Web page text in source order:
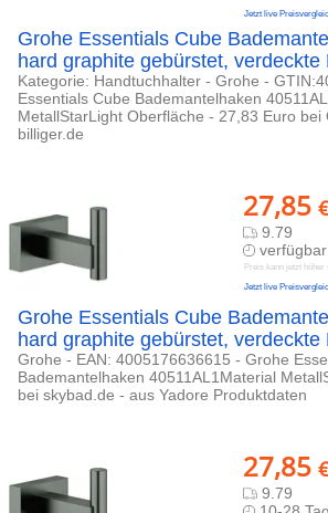
Jetzt live
Grohe Essentials Cube
hard graphite gebürstet, verdeckte
Kategorie: Handtuchhalter - Grohe -
Essentials Cube Bademantelhaken
MetallStarLight Oberfläche - 27,83 Euro bei
billiger.de
27,85
9.79
Preis kann jetzt höher
Jetzt live
Grohe Essentials Cube
hard graphite gebürstet, verdeckte
Grohe - EAN: 4005176636615 - Grohe
Bademantelhaken 40511AL1Material
bei skybad.de - aus Yadore Produktdaten
27,85
9.79